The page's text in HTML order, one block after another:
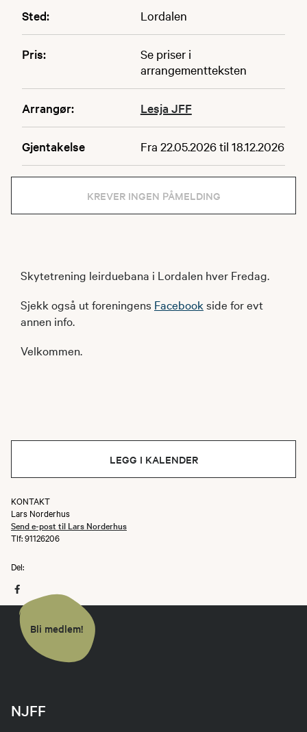
Sted: Lordalen
Pris:
Se priser i
arrangementteksten
Arrangør: Lesja JFF
Gjentakelse Fra 22.05.2026 til 18.12.2026
KREVER INGEN PÅMELDING
Skytetrening leirduebana i Lordalen hver Fredag.
Sjekk også ut foreningens Facebook side for evt
annen info.
Velkommen.
LEGG I KALENDER
KONTAKT
Lars Norderhus
Send e-post til Lars Norderhus
Tlf: 91126206
Del:
Bli medlem!
NJFF